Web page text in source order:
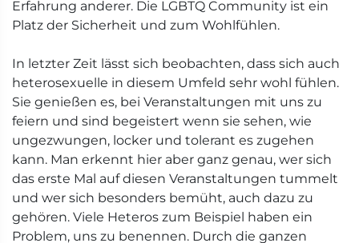
Erfahrung anderer. Die LGBTQ Community ist ein
Platz der Sicherheit und zum Wohlfühlen.
In letzter Zeit lässt sich beobachten, dass sich auch
heterosexuelle in diesem Umfeld sehr wohl fühlen.
Sie genießen es, bei Veranstaltungen mit uns zu
feiern und sind begeistert wenn sie sehen, wie
ungezwungen, locker und tolerant es zugehen
kann. Man erkennt hier aber ganz genau, wer sich
das erste Mal auf diesen Veranstaltungen tummelt
und wer sich besonders bemüht, auch dazu zu
gehören. Viele Heteros zum Beispiel haben ein
Problem, uns zu benennen. Durch die ganzen